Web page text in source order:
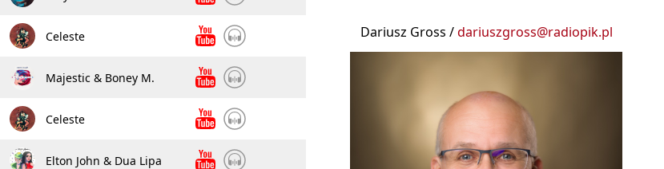
Celeste
Majestic & Boney M.
Celeste
Elton John & Dua Lipa
Dariusz Gross /dariuszgross@radiopik.pl